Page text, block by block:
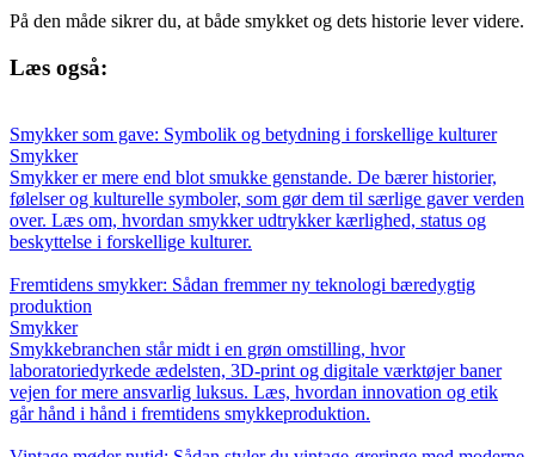
På den måde sikrer du, at både smykket og dets historie lever videre.
Læs også:
Smykker som gave: Symbolik og betydning i forskellige kulturer
Smykker
Smykker er mere end blot smukke genstande. De bærer historier,
følelser og kulturelle symboler, som gør dem til særlige gaver verden
over. Læs om, hvordan smykker udtrykker kærlighed, status og
beskyttelse i forskellige kulturer.
Fremtidens smykker: Sådan fremmer ny teknologi bæredygtig
produktion
Smykker
Smykkebranchen står midt i en grøn omstilling, hvor
laboratoriedyrkede ædelsten, 3D-print og digitale værktøjer baner
vejen for mere ansvarlig luksus. Læs, hvordan innovation og etik
går hånd i hånd i fremtidens smykkeproduktion.